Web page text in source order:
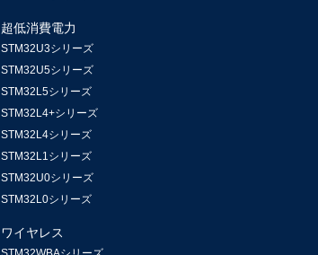
超低消費電力
STM32U3シリーズ
STM32U5シリーズ
STM32L5シリーズ
STM32L4+シリーズ
STM32L4シリーズ
STM32L1シリーズ
STM32U0シリーズ
STM32L0シリーズ
ワイヤレス